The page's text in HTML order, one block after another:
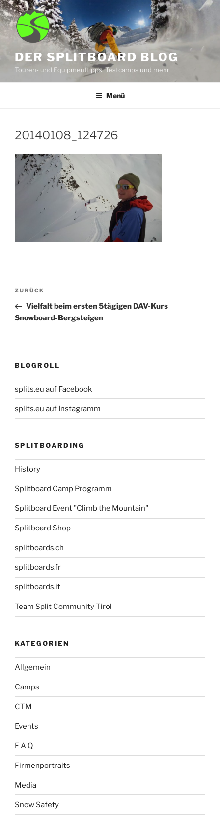
Zum
Inhalt
springen
DER SPLITBOARD BLOG
Touren- und Equipmenttipps, Testcamps und mehr
Menü
20140108_124726
Beitragsnavigation
Vorheriger
Beitrag
ZURÜCK
Vielfalt beim ersten 5tägigen DAV-Kurs
Snowboard-Bergsteigen
BLOGROLL
splits.eu auf Facebook
splits.eu auf Instagramm
SPLITBOARDING
History
Splitboard Camp Programm
Splitboard Event "Climb the Mountain"
Splitboard Shop
splitboards.ch
splitboards.fr
splitboards.it
Team Split Community Tirol
KATEGORIEN
Allgemein
Camps
CTM
Events
F A Q
Firmenportraits
Media
Snow Safety